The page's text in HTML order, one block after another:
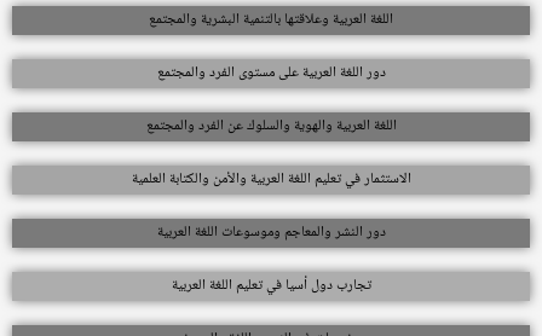
اللغة العربية وعلاقتها بالتنمية البشرية والمجتمع
دور اللغة العربية على مستوى الفرد والمجتمع
اللغة العربية والهوية والسلوك عن الفرد والمجتمع
الاستثمار في تعليم اللغة العربية والأمن والكتابة العلمية
دور النشر والمعاجم وموسوعات اللغة العربية
تجارب دول أسيا في تعليم اللغة العربية